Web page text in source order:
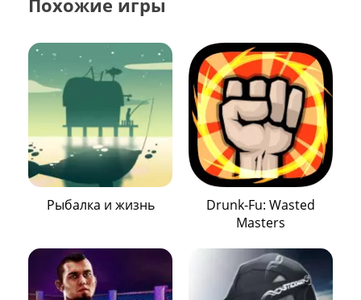
Рыбалка и жизнь
Drunk-Fu: Wasted
Masters